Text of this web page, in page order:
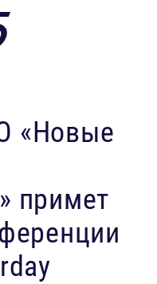
«Новые
примет